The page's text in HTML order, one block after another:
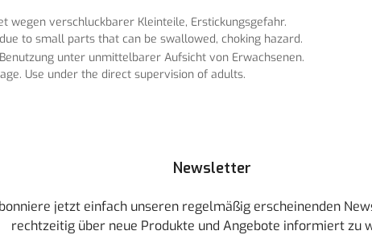
wegen verschluckbarer Kleinteile, Erstickungsgefahr.
to small parts that can be swallowed, choking hazard.
unter unmittelbarer Aufsicht von Erwachsenen.
Use under the direct supervision of adults.
Newsletter
jetzt einfach unseren regelmäßig erscheinenden
rechtzeitig über neue Produkte und Angebote informiert zu